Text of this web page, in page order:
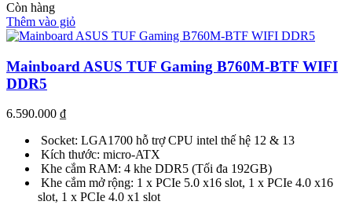
Còn hàng
Thêm vào giỏ
Mainboard ASUS TUF Gaming B760M-BTF WIFI
DDR5
6.590.000 ₫
Socket: LGA1700 hỗ trợ CPU intel thế hệ 12 & 13
Kích thước: micro-ATX
Khe cắm RAM: 4 khe DDR5 (Tối đa 192GB)
Khe cắm mở rộng: 1 x PCIe 5.0 x16 slot, 1 x PCIe 4.0 x16
slot, 1 x PCIe 4.0 x1 slot